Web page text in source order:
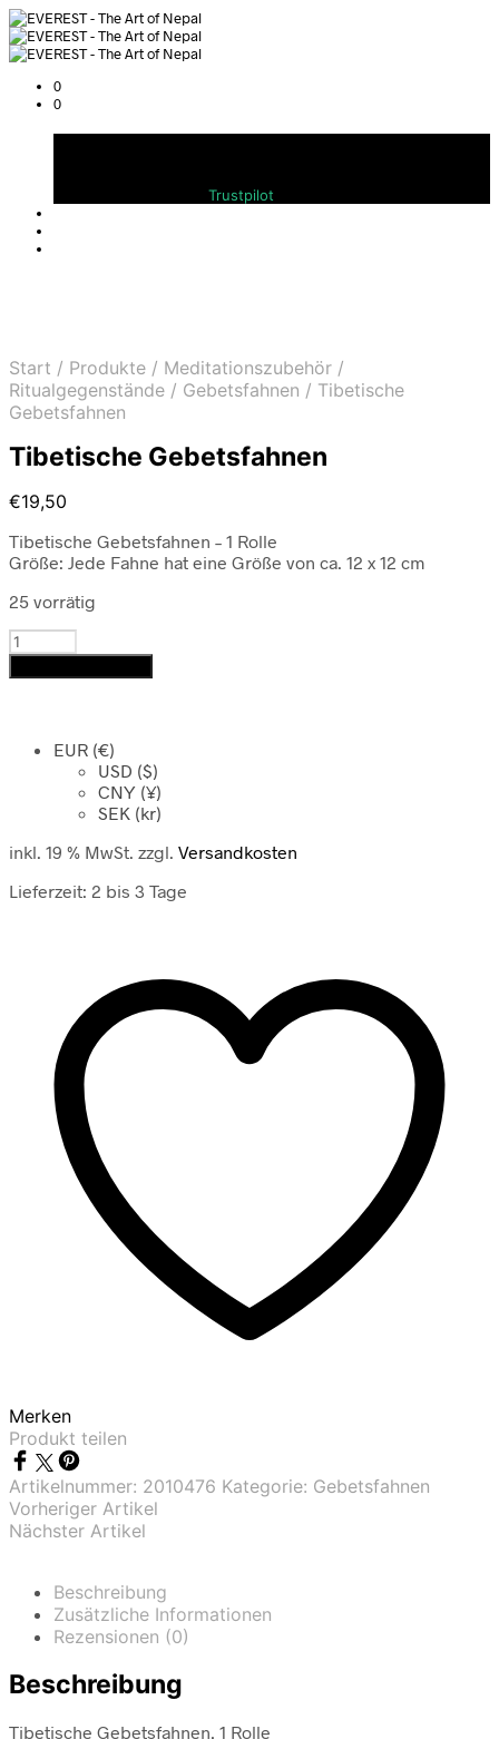
0
0
Trustpilot
Start / Produkte / Meditationszubehör /
Ritualgegenstände / Gebetsfahnen / Tibetische
Gebetsfahnen
Tibetische Gebetsfahnen
€19,50
Tibetische Gebetsfahnen – 1 Rolle
Größe: Jede Fahne hat eine Größe von ca. 12 x 12 cm
25 vorrätig
Tibetische
Gebetsfahnen
Menge
EUR (€)
USD ($)
CNY (¥)
SEK (kr)
inkl. 19 % MwSt. zzgl. Versandkosten
Lieferzeit: 2 bis 3 Tage
Merken
Produkt teilen
Artikelnummer: 2010476 Kategorie: Gebetsfahnen
Vorheriger Artikel
Nächster Artikel
Beschreibung
Zusätzliche Informationen
Rezensionen (0)
Beschreibung
Tibetische Gebetsfahnen, 1 Rolle